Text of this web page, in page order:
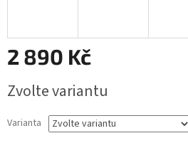
2 890 Kč
cena:
Zvolte variantu
Varianta